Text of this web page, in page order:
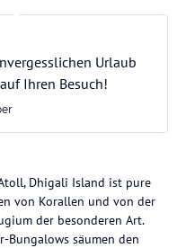
Urlaub
Ihren Besuch!
Dhigali Island ist pure
von Korallen und von der
der besonderen Art.
Bungalows säumen den